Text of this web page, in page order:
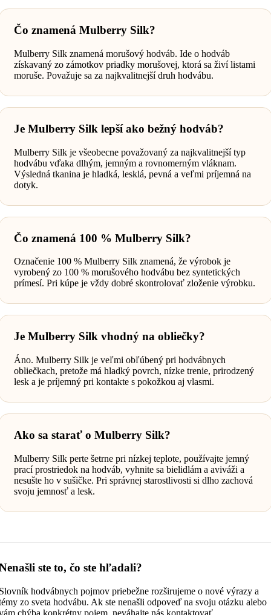
Čo znamená Mulberry Silk?
Mulberry Silk znamená morušový hodváb. Ide o hodváb
získavaný zo zámotkov priadky morušovej, ktorá sa živí listami
moruše. Považuje sa za najkvalitnejší druh hodvábu.
Je Mulberry Silk lepší ako bežný hodváb?
Mulberry Silk je všeobecne považovaný za najkvalitnejší typ
hodvábu vďaka dlhým, jemným a rovnomerným vláknam.
Výsledná tkanina je hladká, lesklá, pevná a veľmi príjemná na
dotyk.
Čo znamená 100 % Mulberry Silk?
Označenie 100 % Mulberry Silk znamená, že výrobok je
vyrobený zo 100 % morušového hodvábu bez syntetických
prímesí. Pri kúpe je vždy dobré skontrolovať zloženie výrobku.
Je Mulberry Silk vhodný na obliečky?
Áno. Mulberry Silk je veľmi obľúbený pri hodvábnych
obliečkach, pretože má hladký povrch, nízke trenie, prirodzený
lesk a je príjemný pri kontakte s pokožkou aj vlasmi.
Ako sa starať o Mulberry Silk?
Mulberry Silk perte šetrne pri nízkej teplote, používajte jemný
prací prostriedok na hodváb, vyhnite sa bielidlám a aviváži a
nesušte ho v sušičke. Pri správnej starostlivosti si dlho zachová
svoju jemnosť a lesk.
ste to, čo ste hľadali?
hodvábnych pojmov priebežne rozširujeme o nové výrazy a
zo sveta hodvábu. Ak ste nenašli odpoveď na svoju otázku alebo
chýba konkrétny pojem, neváhajte nás kontaktovať.